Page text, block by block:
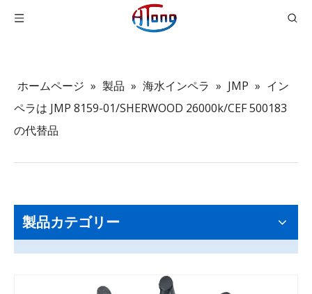
ホームページ » 製品 » 海水インペラ » JMP » イン
ペラは JMP 8159-01/SHERWOOD 26000k/CEF 500183
の代替品
製品カテゴリー